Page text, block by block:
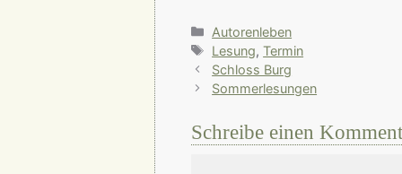
Kategorien
Autorenleben
Schlagwörter
Lesung,Termin
Schloss Burg
Sommerlesungen
Schreibe einen